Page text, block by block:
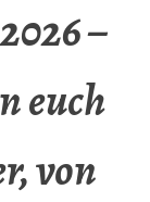
–
euch
von